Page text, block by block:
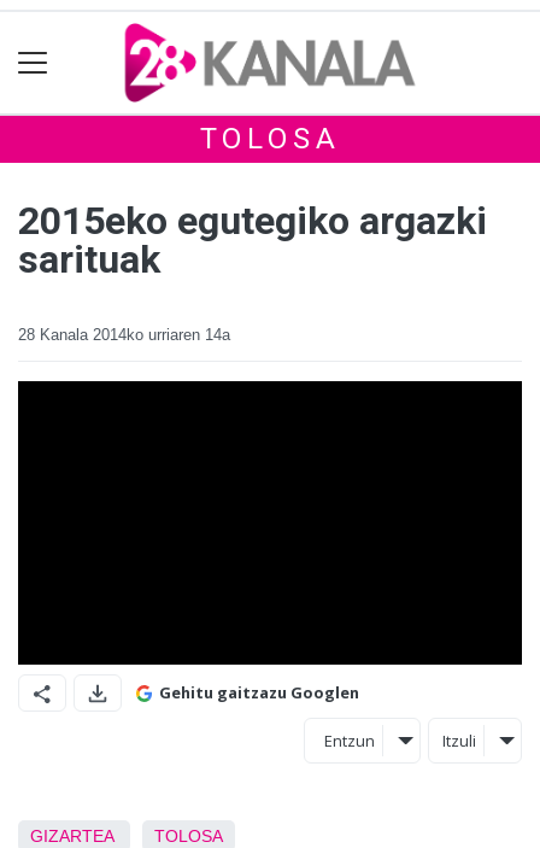
TOLOSA
2015eko egutegiko argazki
sarituak
28 Kanala 2014ko urriaren 14a
Gehitu gaitzazu Googlen
Entzun Itzuli
GIZARTEA TOLOSA